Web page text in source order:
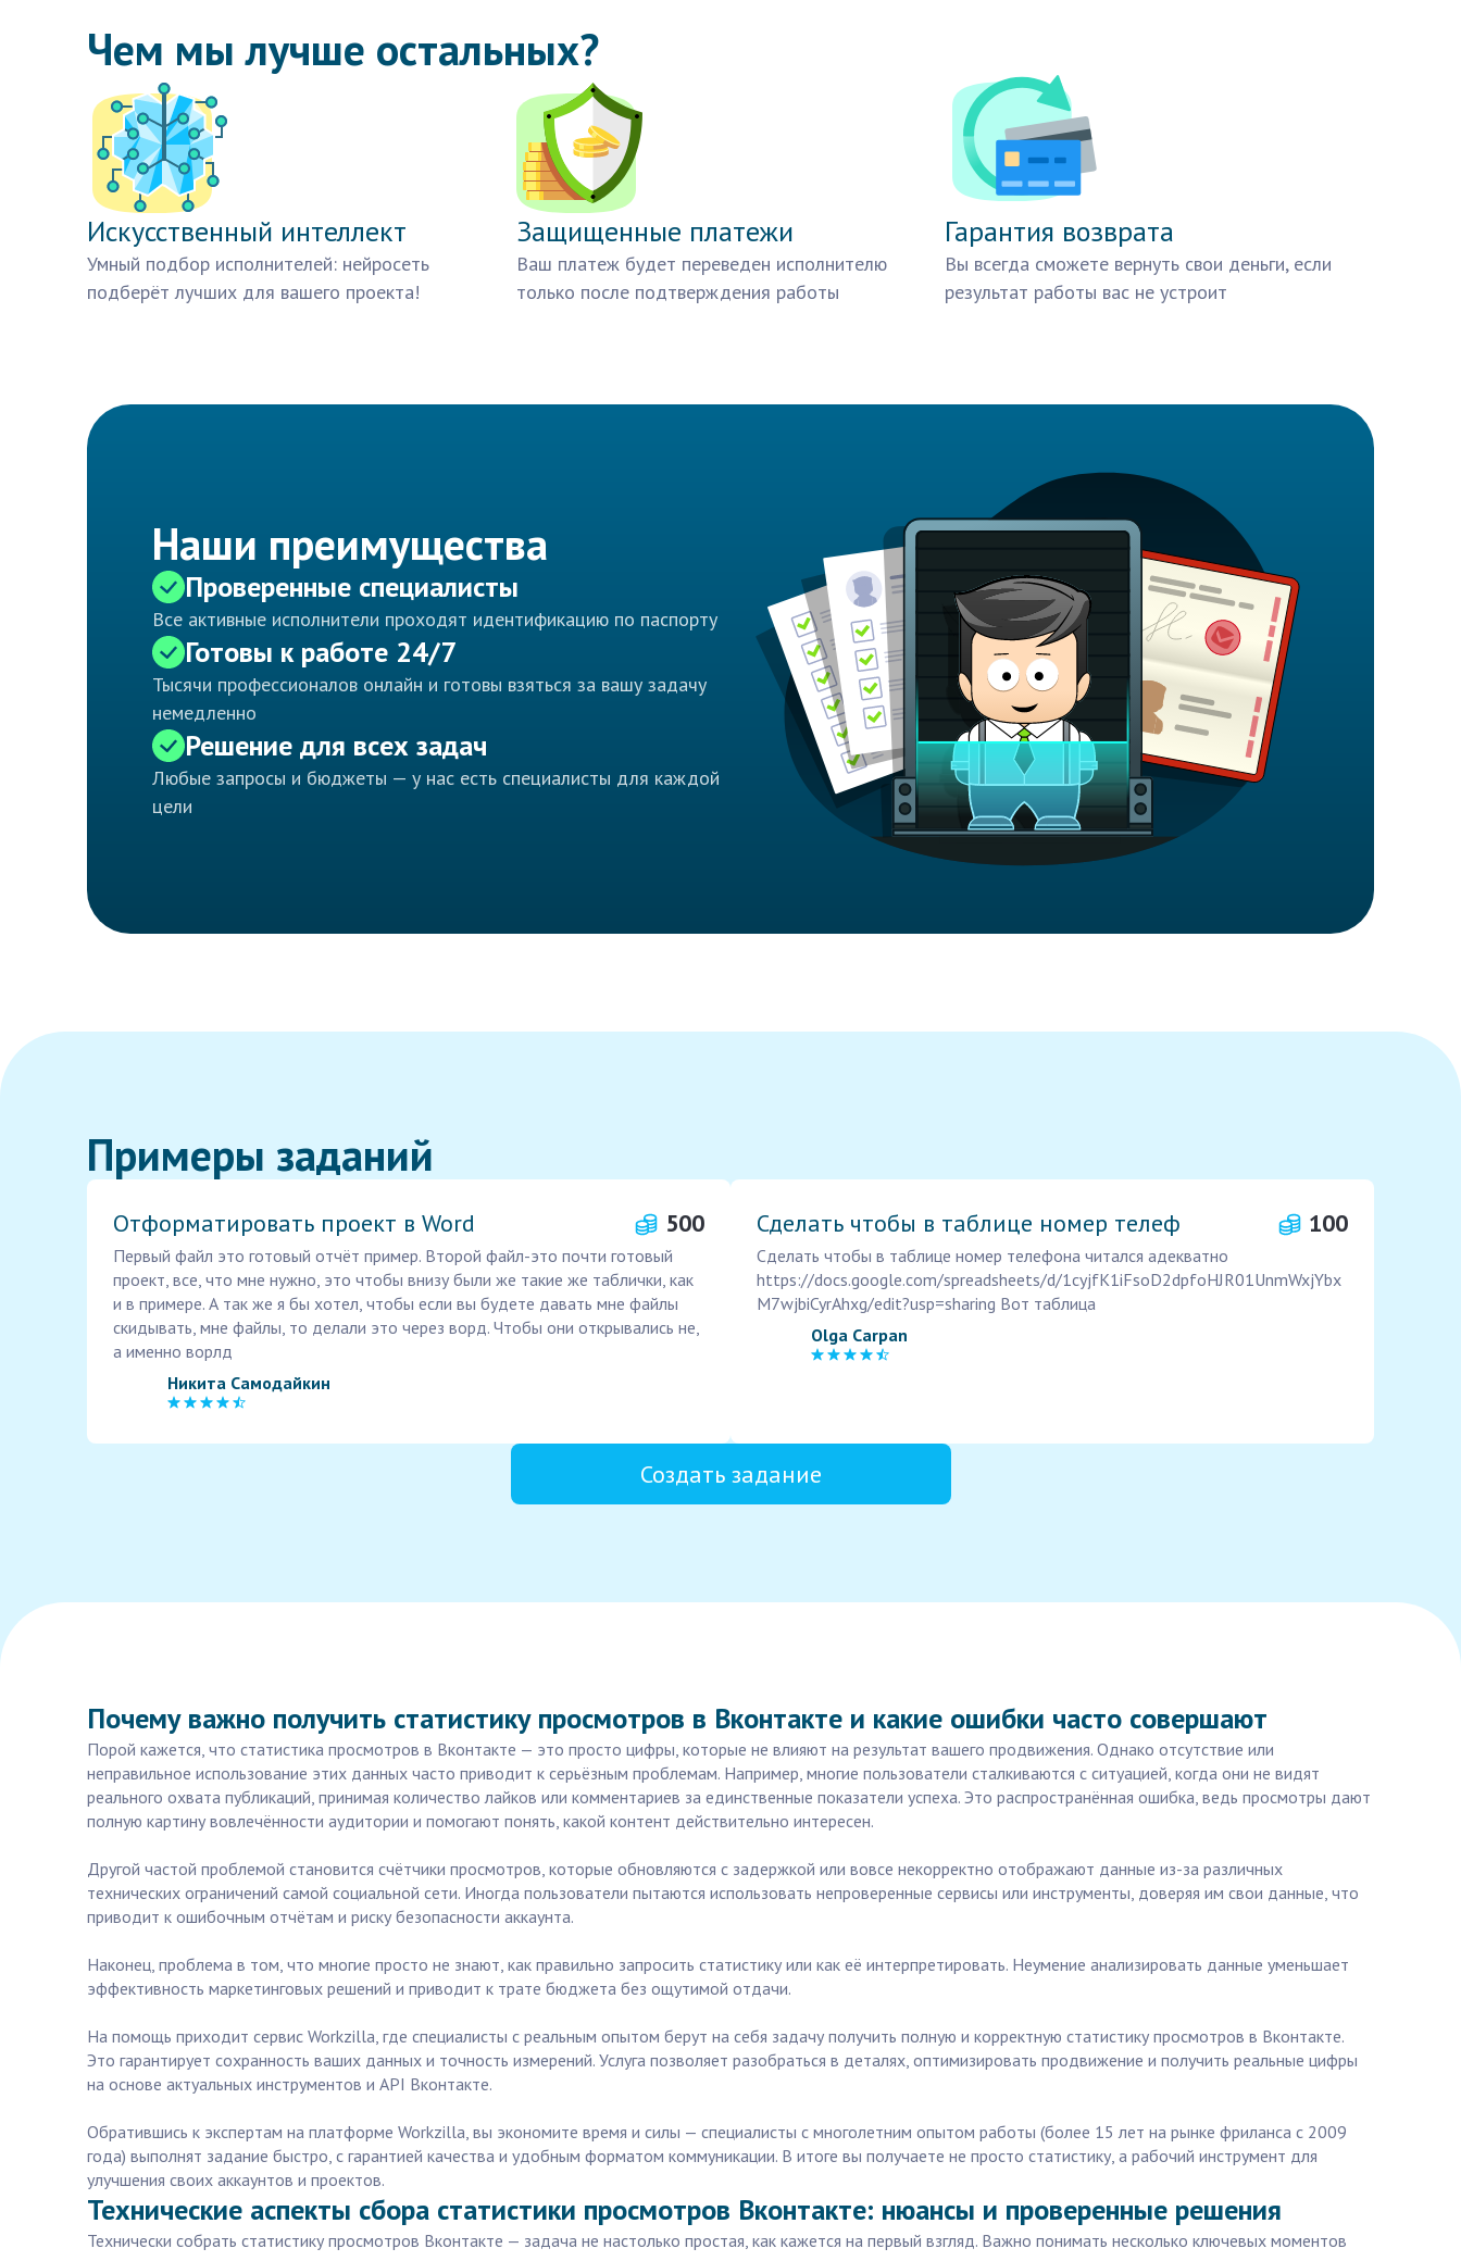
Чем мы лучше остальных?
Искусственный интеллект
Умный подбор исполнителей: нейросеть
подберёт лучших для вашего проекта!
Защищенные платежи
Ваш платеж будет переведен исполнителю
только после подтверждения работы
Гарантия возврата
Вы всегда сможете вернуть свои деньги, если
результат работы вас не устроит
Наши преимущества
Проверенные специалисты
Все активные исполнители проходят идентификацию по паспорту
Готовы к работе 24/7
Тысячи профессионалов онлайн и готовы взяться за вашу задачу
немедленно
Решение для всех задач
Любые запросы и бюджеты — у нас есть специалисты для каждой
цели
Примеры заданий
Отформатировать проект в Word 500
Первый файл это готовый отчёт пример. Второй файл-это почти готовый
проект, все, что мне нужно, это чтобы внизу были же такие же таблички, как
и в примере. А так же я бы хотел, чтобы если вы будете давать мне файлы
скидывать, мне файлы, то делали это через ворд. Чтобы они открывались не,
а именно ворлд
Никита Самодайкин
Сделать чтобы в таблице номер телеф 100
Сделать чтобы в таблице номер телефона читался адекватно
https://docs.google.com/spreadsheets/d/1cyjfK1iFsoD2dpfoHJR01UnmWxjYbx
M7wjbiCyrAhxg/edit?usp=sharing Вот таблица
Olga Carpan
Создать задание
Почему важно получить статистику просмотров в Вконтакте и какие ошибки часто совершают
Порой кажется, что статистика просмотров в Вконтакте — это просто цифры, которые не влияют на результат вашего продвижения. Однако отсутствие или
неправильное использование этих данных часто приводит к серьёзным проблемам. Например, многие пользователи сталкиваются с ситуацией, когда они не видят
реального охвата публикаций, принимая количество лайков или комментариев за единственные показатели успеха. Это распространённая ошибка, ведь просмотры дают
полную картину вовлечённости аудитории и помогают понять, какой контент действительно интересен.
Другой частой проблемой становится счётчики просмотров, которые обновляются с задержкой или вовсе некорректно отображают данные из-за различных
технических ограничений самой социальной сети. Иногда пользователи пытаются использовать непроверенные сервисы или инструменты, доверяя им свои данные, что
приводит к ошибочным отчётам и риску безопасности аккаунта.
Наконец, проблема в том, что многие просто не знают, как правильно запросить статистику или как её интерпретировать. Неумение анализировать данные уменьшает
эффективность маркетинговых решений и приводит к трате бюджета без ощутимой отдачи.
На помощь приходит сервис Workzilla, где специалисты с реальным опытом берут на себя задачу получить полную и корректную статистику просмотров в Вконтакте.
Это гарантирует сохранность ваших данных и точность измерений. Услуга позволяет разобраться в деталях, оптимизировать продвижение и получить реальные цифры
на основе актуальных инструментов и API Вконтакте.
Обратившись к экспертам на платформе Workzilla, вы экономите время и силы — специалисты с многолетним опытом работы (более 15 лет на рынке фриланса с 2009
года) выполнят задание быстро, с гарантией качества и удобным форматом коммуникации. В итоге вы получаете не просто статистику, а рабочий инструмент для
улучшения своих аккаунтов и проектов.
Технические аспекты сбора статистики просмотров Вконтакте: нюансы и проверенные решения
Технически собрать статистику просмотров Вконтакте — задача не настолько простая, как кажется на первый взгляд. Важно понимать несколько ключевых моментов